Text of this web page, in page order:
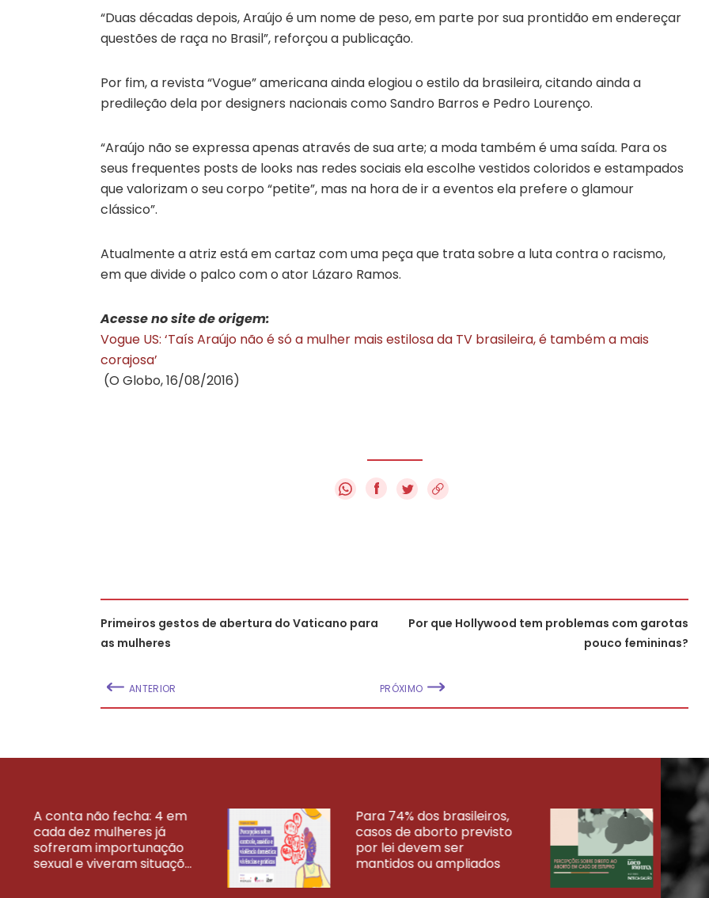
“Duas décadas depois, Araújo é um nome de peso, em parte por sua prontidão em endereçar
questões de raça no Brasil”, reforçou a publicação.
Por fim, a revista “Vogue” americana ainda elogiou o estilo da brasileira, citando ainda a
predileção dela por designers nacionais como Sandro Barros e Pedro Lourenço.
“Araújo não se expressa apenas através de sua arte; a moda também é uma saída. Para os
seus frequentes posts de looks nas redes sociais ela escolhe vestidos coloridos e estampados
que valorizam o seu corpo “petite”, mas na hora de ir a eventos ela prefere o glamour
clássico”.
Atualmente a atriz está em cartaz com uma peça que trata sobre a luta contra o racismo,
em que divide o palco com o ator Lázaro Ramos.
Acesse no site de origem:
Vogue US: ‘Taís Araújo não é só a mulher mais estilosa da TV brasileira, é também a mais
corajosa’
(O Globo, 16/08/2016)
f
Primeiros gestos de abertura do Vaticano para
as mulheres
ANTERIOR
Por que Hollywood tem problemas com garotas
pouco femininas?
PRÓXIMO
A conta não fecha: 4 em
cada dez mulheres já
sofreram importunação
sexual e viveram situaçõ...
Para 74% dos brasileiros,
casos de aborto previsto
por lei devem ser
mantidos ou ampliados
VEJA MAIS PESQUISAS